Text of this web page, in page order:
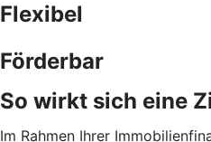
Flexibel
Förderbar
So wirkt sich eine
Im Rahmen Ihrer